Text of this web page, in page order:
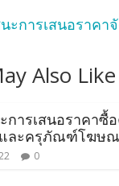
ะการเสนอราค
Also Like
การเสนอราคา
ละครุภัณฑ์โฆษณ
0